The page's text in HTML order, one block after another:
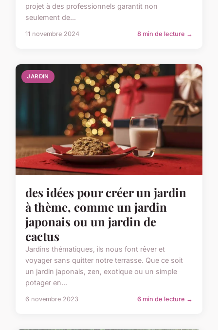
projet à des professionnels garantit non
seulement de...
11 novembre 2024 8 min de lecture →
JARDIN
des idées pour créer un jardin
à thème, comme un jardin
japonais ou un jardin de
cactus
Jardins thématiques, ils nous font rêver et
voyager sans quitter notre terrasse. Que ce soit
un jardin japonais, zen, exotique ou un simple
potager en...
6 novembre 2023 6 min de lecture →